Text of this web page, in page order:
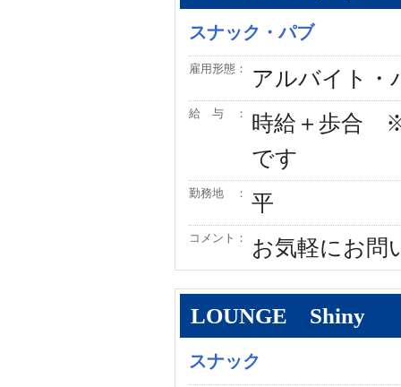
スナック・パブ
雇用形態： アルバイト・
給 与 ：
時給＋歩合 ※
です
勤務地 ： 平
コメント： お気軽にお問
LOUNGE Shiny
スナック